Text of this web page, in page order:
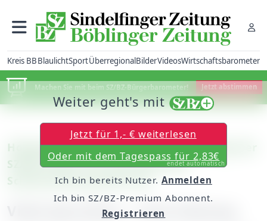
Kreis BBBlaulichtSportÜberregionalBilderVideosWirtschaftsbarometer
Machen Sie mit beim SZ/BZ-Bürgerbarometer! Jetzt abstimmen
Holzgerlingen/Sindelfingen: Heute liegt der
SZ/BZ wieder die internationale
Schülerzeitung Defrit bei
Viele Sprachen – eine Zeitung
Weiter geht's mit
Jetzt für 1,- € weiterlesen
Oder mit dem Tagespass für 2,83€
endet automatisch
Ich bin bereits Nutzer. Anmelden
Ich bin SZ/BZ-Premium Abonnent.
Registrieren